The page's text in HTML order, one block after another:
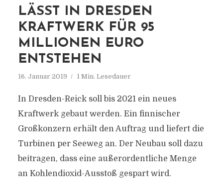
LÄSST IN DRESDEN
KRAFTWERK FÜR 95
MILLIONEN EURO
ENTSTEHEN
16. Januar 2019 1 Min. Lesedauer
In Dresden-Reick soll bis 2021 ein neues
Kraftwerk gebaut werden. Ein finnischer
Großkonzern erhält den Auftrag und liefert die
Turbinen per Seeweg an. Der Neubau soll dazu
beitragen, dass eine außerordentliche Menge
an Kohlendioxid-Ausstoß gespart wird.